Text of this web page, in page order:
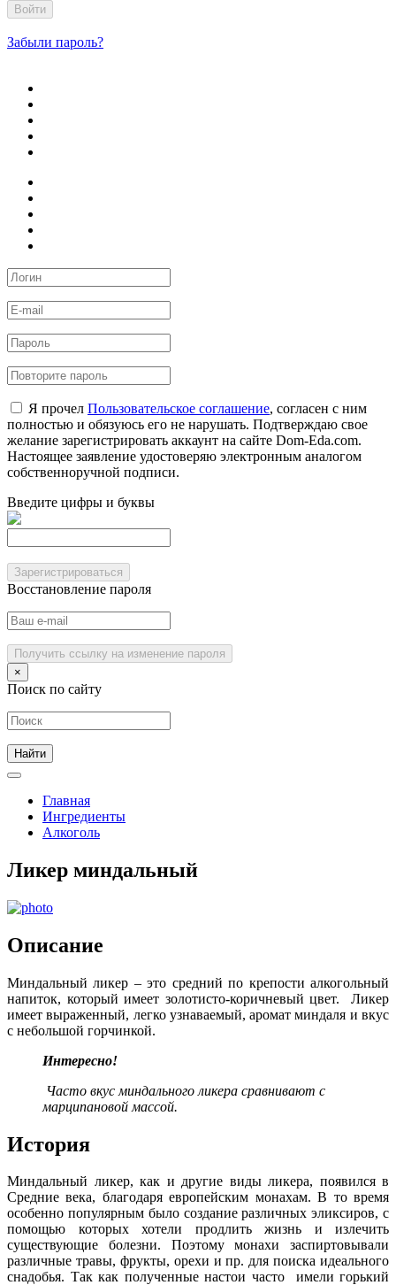
Войти
Забыли пароль?
Я прочел Пользовательское соглашение, согласен с ним
полностью и обязуюсь его не нарушать. Подтверждаю свое
желание зарегистрировать аккаунт на сайте Dom-Eda.com.
Настоящее заявление удостоверяю электронным аналогом
собственноручной подписи.
Введите цифры и буквы
Зарегистрироваться
Восстановление пароля
Получить ссылку на изменение пароля
×
Поиск по сайту
Главная
Ингредиенты
Алкоголь
Ликер миндальный
Описание
Миндальный ликер – это средний по крепости алкогольный
напиток, который имеет золотисто-коричневый цвет. Ликер
имеет выраженный, легко узнаваемый, аромат миндаля и вкус
с небольшой горчинкой.
Интересно!
Часто вкус миндального ликера сравнивают с
марципановой массой.
История
Миндальный ликер, как и другие виды ликера, появился в
Средние века, благодаря европейским монахам. В то время
особенно популярным было создание различных эликсиров, с
помощью которых хотели продлить жизнь и излечить
существующие болезни. Поэтому монахи заспиртовывали
различные травы, фрукты, орехи и пр. для поиска идеального
снадобья. Так как полученные настои часто имели горький